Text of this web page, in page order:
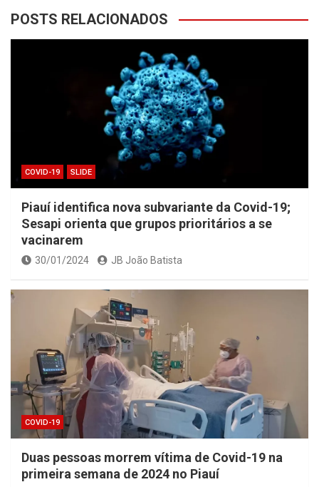
POSTS RELACIONADOS
COVID-19 SLIDE
Piauí identifica nova subvariante da Covid-19;
Sesapi orienta que grupos prioritários a se
vacinarem
30/01/2024 JB João Batista
COVID-19
Duas pessoas morrem vítima de Covid-19 na
primeira semana de 2024 no Piauí